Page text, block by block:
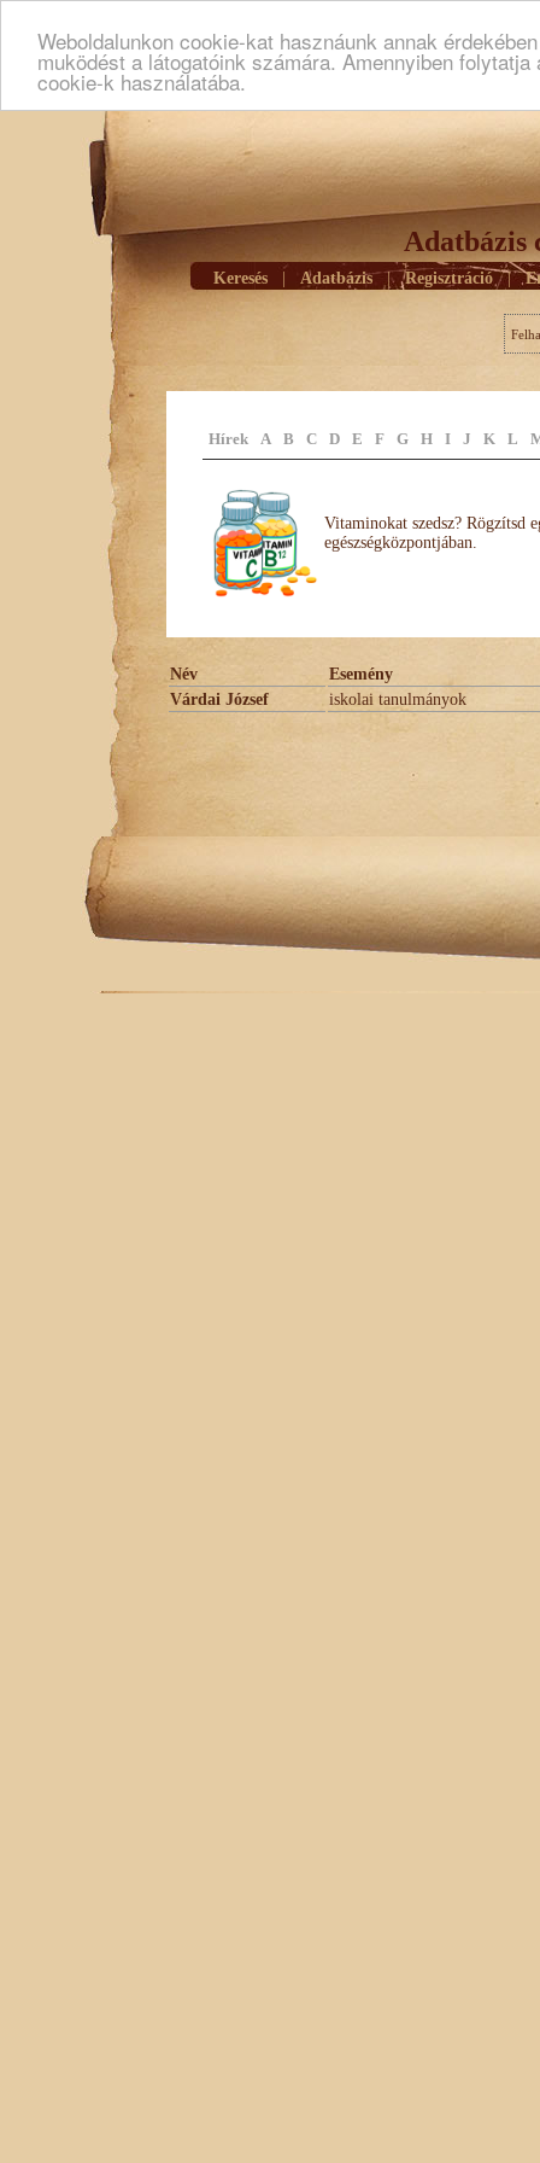
Weboldalunkon cookie-kat hasznáunk annak
muködést a látogatóink számára. Amennyiben
cookie-k használatába.
Adatbázis
Keresés Adatbázis | Regisztráció |
Hírek A B C D E F G H I J K L
Vitaminokat szedsz? Rögzítsd
egészségközpontjában.
Név
Esemény
Várdai József
iskolai tanulmányok